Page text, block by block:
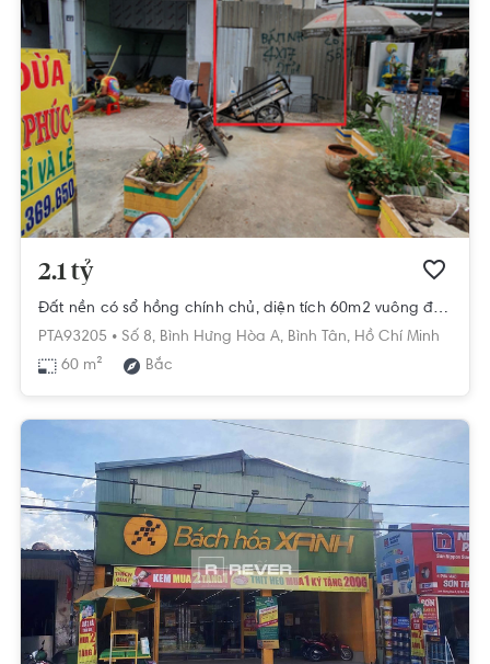
2.1 tỷ
Đất nền có sổ hồng chính chủ, diện tích 60m2 vuông đẹp.
PTA93205 • Số 8, Bình Hưng Hòa A, Bình Tân, Hồ Chí Minh
60 m²
Bắc